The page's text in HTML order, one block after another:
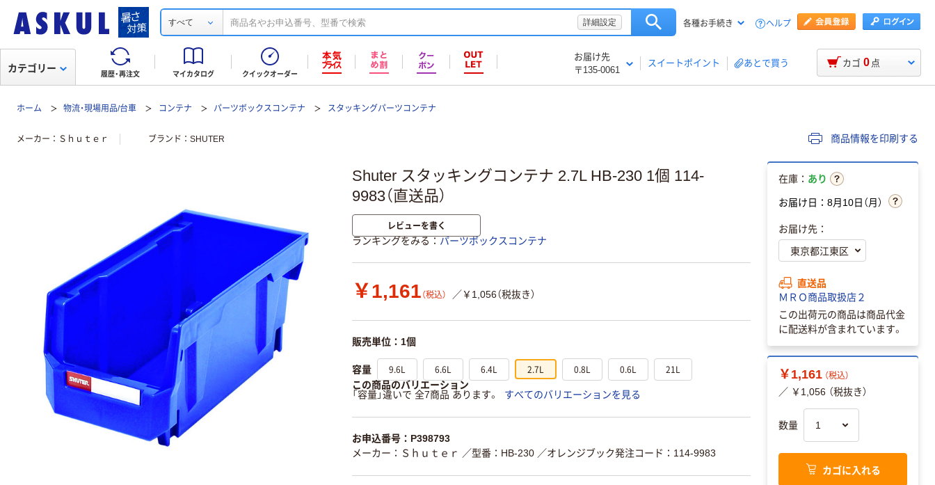
すべて 詳細設定 各種お手続き ヘルプ
履歴・再注文 マイカタログ クイックオーダー
お届け先
〒135-0061
スイートポイント あとで買う
カテゴリー カゴ 0 点
ホーム 物流・現場用品/台車 コンテナ パーツボックスコンテナ スタッキングパーツコンテナ
メーカー Ｓｈｕｔｅｒ ブランド SHUTER 商品情報を印刷する
Shuter スタッキングコンテナ 2.7L HB-230 1個 114-
9983（直送品）
レビューを書く
ランキングをみる パーツボックスコンテナ
￥1,161 （税込） ／￥1,056（税抜き）
販売単位：1個
容量 9.6L 6.6L 6.4L 2.7L 0.8L 0.6L 21L
この商品のバリエーション
「容量」違いで 全7商品 あります。
すべてのバリエーションを見る
お申込番号：P398793
メーカー：Ｓｈｕｔｅｒ
／型番：HB-230 ／オレンジブック発注コード：114-9983
在庫： あり
お届け日：8月10日（月）
お届け先：
直送品
ＭＲＯ商品取扱店２
この出荷元の商品は商品代金
に配送料が含まれています。
￥1,161 （税込）
／ ￥1,056 （税抜き）
数量
カゴに入れる